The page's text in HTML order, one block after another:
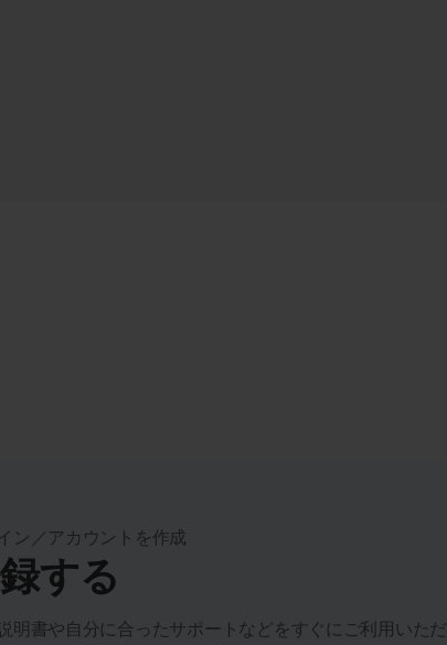
ン／アカウントを作成
する
明書や自分に合ったサポートなどをすぐにご利用いただ